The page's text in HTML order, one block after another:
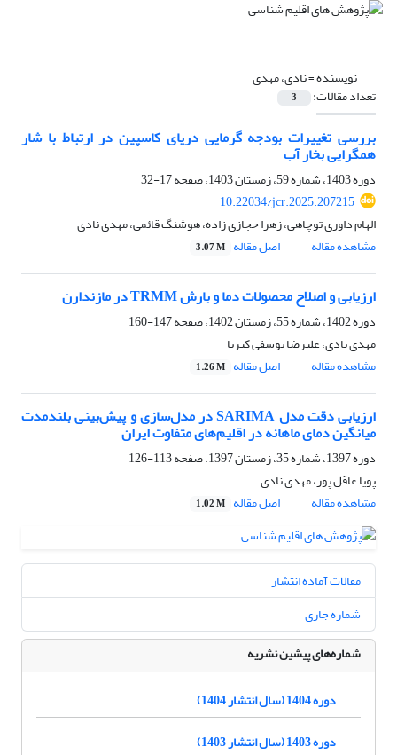
نویسنده =نادی، مهدی
تعداد مقالات: 3
بررسی تغییرات بودجه گرمایی دریای کاسپین در ارتباط با شار
همگرایی بخار آب
دوره 1403، شماره 59، زمستان 1403، صفحه
17-32
10.22034/jcr.2025.207215
الهام داوری توچاهی، زهرا حجازی زاده، هوشنگ قائمی، مهدی نادی
مشاهده مقاله
اصل مقاله 3.07 M
ارزیابی و اصلاح محصولات دما و بارش TRMM در مازندارن
دوره 1402، شماره 55، زمستان 1402، صفحه
147-160
مهدی نادی، علیرضا یوسفی کبریا
مشاهده مقاله
اصل مقاله 1.26 M
ارزیابی دقت مدل SARIMA در مدل‌سازی و پیش‌بینی بلندمدت
میانگین دمای ماهانه در اقلیم‌های متفاوت ایران
دوره 1397، شماره 35، زمستان 1397، صفحه
113-126
پویا عاقل پور، مهدی نادی
مشاهده مقاله
اصل مقاله 1.02 M
مقالات آماده انتشار
شماره جاری
شماره‌های پیشین نشریه
دوره 1404 (سال انتشار 1404)
دوره 1403 (سال انتشار 1403)